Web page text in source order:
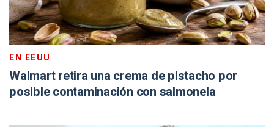
EN EEUU
Walmart retira una crema de pistacho por
posible contaminación con salmonela